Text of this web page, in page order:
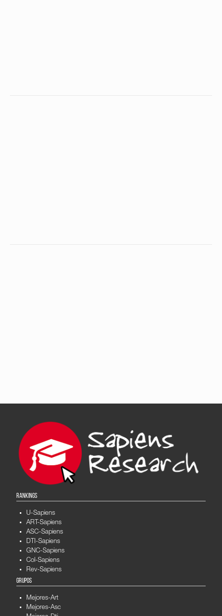
RANKINGS
U-Sapiens
ART-Sapiens
ASC-Sapiens
DTI-Sapiens
GNC-Sapiens
Col-Sapiens
Rev-Sapiens
GRUPOS
Mejores-Art
Mejores-Asc